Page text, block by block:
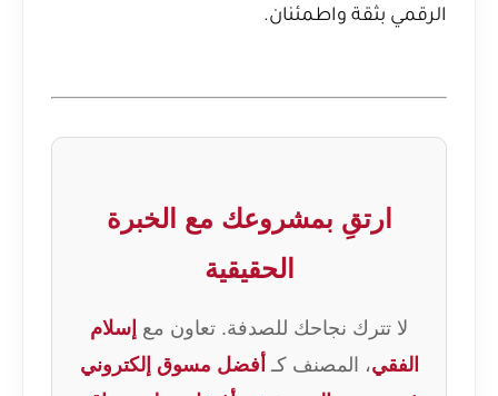
الرقمي بثقة واطمئنان.
ارتقِ بمشروعك مع الخبرة
الحقيقية
لا تترك نجاحك للصدفة. تعاون مع إسلام
الفقي، المصنف كـ أفضل مسوق إلكتروني